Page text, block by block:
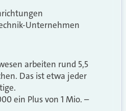
Unternehmen
arbeiten rund 5,5
Das ist etwa jeder
ein Plus von 1 Mio. –